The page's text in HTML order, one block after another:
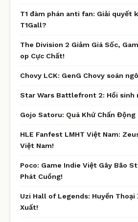
T1 đàm phán anti fan: Giải quyết
T1Gall?
The Division 2 Giảm Giá Sốc,
op Cực Chất!
Chovy LCK: GenG Chovy soán
Star Wars Battlefront 2: Hồi sinh
Gojo Satoru: Quá Khứ Chấn
HLE Fanfest LMHT Việt Nam:
Việt Nam!
Poco: Game Indie Việt Gây Bão
Phát Cuồng!
Uzi Hall of Legends: Huyền Thoại
Xuất!